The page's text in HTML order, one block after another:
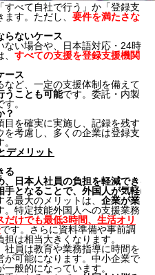
べて自社で行う」か「登録支
す。ただし、 要件を満たさな
らないケース
ない場合や、日本語対応・24時
すべての支援を登録支援機関
ース
ど、一定の支援体制を備えて
うことも可能です。委託・内製
。
？
目を確実に実施し、記録を残す
考慮し、多くの企業は登録支
デメリット
る
日本人社員の負担を軽減できる
となることで、外国人が気軽に
最大のメリットは、 企業が業
。特定技能外国人への支援業務
だけでも最低3時間、生活オリ
です。さらに資料準備や事前調
は相当大きくなります。
社員は教育や業務指導に時間を
可能になります。中小企業で
般的になっています。